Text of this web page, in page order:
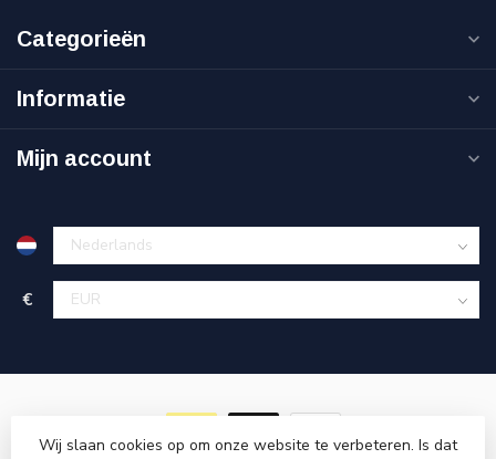
Categorieën
Informatie
Mijn account
€
Wij slaan cookies op om onze website te verbeteren. Is dat